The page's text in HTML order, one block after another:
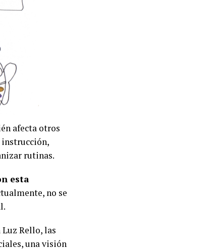
afecta otros
instrucción,
rutinas.
esta
no se
Rello, las
una visión